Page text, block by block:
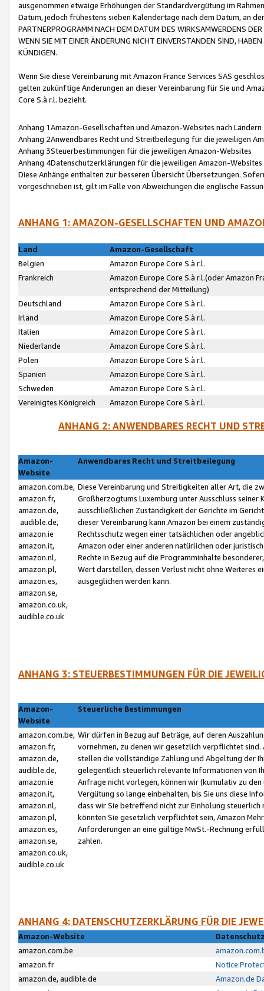
ausgenommen etwaige Erhöhungen der Standardvergütung im
Datum, jedoch frühestens sieben Kalendertage nach dem Datum, an
PARTNERPROGRAMM NACH DEM DATUM DES WIRKSAMWERDENS
WENN SIE MIT EINER ÄNDERUNG NICHT EINVERSTANDEN SIND,
KÜNDIGEN.
Wenn Sie diese Vereinbarung mit Amazon France Services SAS
gelten zukünftige Änderungen an dieser Vereinbarung für Sie und
Core S.à r.l. bezieht.
Anhang 1Amazon-Gesellschaften und Amazon-Websites nach Ländern
Anhang 2Anwendbares Recht und Streitbeilegung für die jeweiligen
Anhang 3Steuerbestimmungen für die jeweiligen Amazon-Websites
Anhang 4Datenschutzerklärungen für die jeweiligen Amazon-Websites
Diese Anhänge enthalten zur besseren Übersicht Übersetzungen.
vorgeschrieben ist, gilt im Falle von Abweichungen die englische
ANHANG 1: AMAZON-GESELLSCHAFTEN UND
Land
Amazon-Gesellschaft
Belgien
Amazon Europe Core S.à r.l.
Frankreich
Amazon Europe Core S.à r.l.(oder Amazon
entsprechend der Mitteilung)
Deutschland
Amazon Europe Core S.à r.l.
Irland
Amazon Europe Core S.à r.l.
Italien
Amazon Europe Core S.à r.l.
Niederlande
Amazon Europe Core S.à r.l.
Polen
Amazon Europe Core S.à r.l.
Spanien
Amazon Europe Core S.à r.l.
Schweden
Amazon Europe Core S.à r.l.
Vereinigtes Königreich
Amazon Europe Core S.à r.l.
ANHANG 2: ANWENDBARES RECHT UND
Amazon-
Website
Anwendbares Recht und Streitbeilegung
amazon.com.be,
amazon.fr,
amazon.de,
audible.de,
amazon.ie
amazon.it,
amazon.nl,
amazon.pl,
amazon.es,
amazon.se,
amazon.co.uk,
audible.co.uk
Diese Vereinbarung und Streitigkeiten aller Art, die
Großherzogtums Luxemburg unter Ausschluss
ausschließlichen Zuständigkeit der Gerichte im
dieser Vereinbarung kann Amazon bei einem
Rechtsschutz wegen einer tatsächlichen oder
Amazon oder einer anderen natürlichen oder
Rechte in Bezug auf die Programminhalte
Wert darstellen, dessen Verlust nicht ohne Weiteres
ausgeglichen werden kann.
ANHANG 3: STEUERBESTIMMUNGEN FÜR DIE
Amazon-
Website
Steuerliche Bestimmungen
amazon.com.be,
amazon.fr,
amazon.de,
audible.de,
amazon.ie
amazon.it,
amazon.nl,
amazon.pl,
amazon.es,
amazon.se,
amazon.co.uk,
audible.co.uk
Wir dürfen in Bezug auf Beträge, auf deren
vornehmen, zu denen wir gesetzlich verpflichtet
stellen die vollständige Zahlung und Abgeltung der
gelegentlich steuerlich relevante Informationen von
Anfrage nicht vorlegen, können wir (kumulativ zu
Vergütung so lange einbehalten, bis Sie uns diese
dass wir Sie betreffend nicht zur Einholung
könnten Sie gesetzlich verpflichtet sein, Amazon
Anforderungen an eine gültige MwSt.-Rechnung
zahlen.
ANHANG 4: DATENSCHUTZERKLÄRUNG FÜR DIE
Amazon-Website
amazon.com.be
amazon.fr
amazon.de, audible.de
Amazon.de